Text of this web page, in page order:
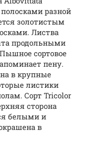
разной
золотистым
Листва
продольными
сортовое
пену.
в крупные
листики
Сорт Tricolor
сторона
белыми и
в